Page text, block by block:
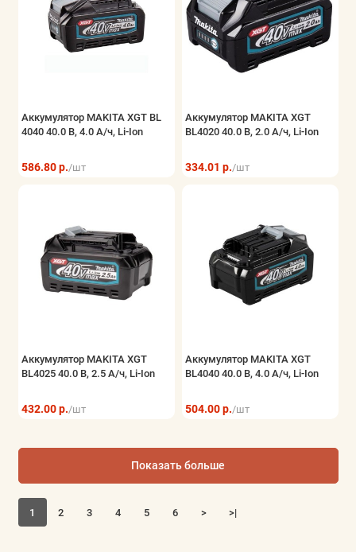
Аккумулятор MAKITA XGT BL
4040 40.0 В, 4.0 А/ч, Li-Ion
586.80 р./шт
Аккумулятор MAKITA XGT
BL4020 40.0 В, 2.0 А/ч, Li-Ion
334.01 р./шт
Аккумулятор MAKITA XGT
BL4025 40.0 В, 2.5 А/ч, Li-Ion
432.00 р./шт
Аккумулятор MAKITA XGT
BL4040 40.0 В, 4.0 А/ч, Li-Ion
504.00 р./шт
1 2 3 4 5 6 > >|
Показать больше